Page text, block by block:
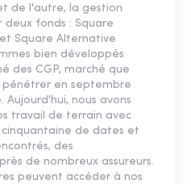
de l'autre, la gestion
fonds : Square
Square Alternative
bien développés
des CGP, marché que
pénétrer en septembre
nous avons
travail de terrain avec
cinquantaine de dates et
des
de nombreux assureurs.
peuvent accéder à nos